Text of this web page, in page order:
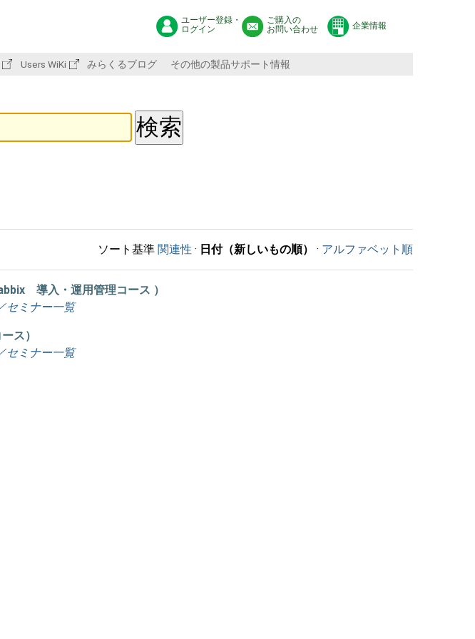
ユーザー登録・
ログイン
ご購入の
お問い合わせ
企業情報
Users WiKi みらくるブログ その他の製品サポート情報
ソート基準 関連性 · 日付（新しいもの順） · アルファベット順
導入・運用管理コース ）
セミナー一覧
ス）
セミナー一覧